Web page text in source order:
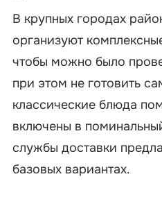
В крупных городах
организуют
чтобы можно было
при этом не готовить
классические блюда
включены в
службы доставки
базовых вариантах.